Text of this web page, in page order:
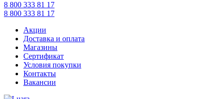
8 800 333 81 17
8 800 333 81 17
Акции
Доставка и оплата
Магазины
Сертификат
Условия покупки
Контакты
Вакансии